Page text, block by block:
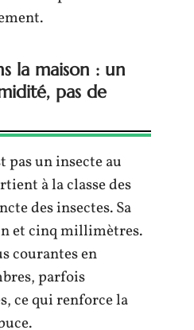
la maison : un
pas de
pas un insecte au
à la classe des
des insectes. Sa
et cinq millimètres.
courantes en
parfois
ce qui renforce la